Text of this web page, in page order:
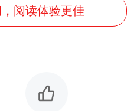
阅读体验更佳